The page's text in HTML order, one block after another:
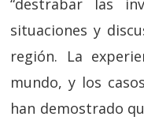
“destrabar las
situaciones y
región. La
mundo, y los
han demostrado